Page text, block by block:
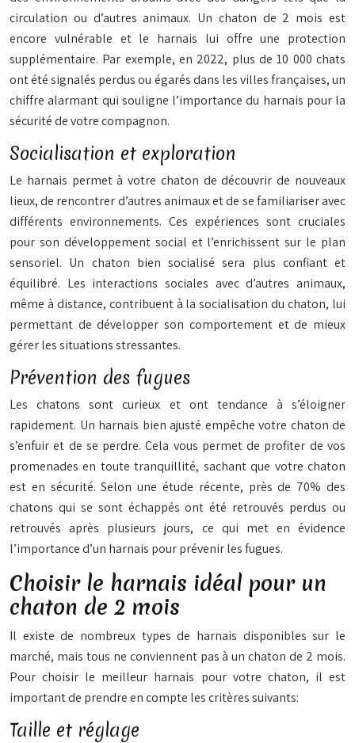
circulation ou d’autres animaux. Un chaton de 2 mois est
encore vulnérable et le harnais lui offre une protection
supplémentaire. Par exemple, en 2022, plus de 10 000 chats
ont été signalés perdus ou égarés dans les villes françaises, un
chiffre alarmant qui souligne l’importance du harnais pour la
sécurité de votre compagnon.
Socialisation et exploration
Le harnais permet à votre chaton de découvrir de nouveaux
lieux, de rencontrer d’autres animaux et de se familiariser avec
différents environnements. Ces expériences sont cruciales
pour son développement social et l’enrichissent sur le plan
sensoriel. Un chaton bien socialisé sera plus confiant et
équilibré. Les interactions sociales avec d’autres animaux,
même à distance, contribuent à la socialisation du chaton, lui
permettant de développer son comportement et de mieux
gérer les situations stressantes.
Prévention des fugues
Les chatons sont curieux et ont tendance à s’éloigner
rapidement. Un harnais bien ajusté empêche votre chaton de
s’enfuir et de se perdre. Cela vous permet de profiter de vos
promenades en toute tranquillité, sachant que votre chaton
est en sécurité. Selon une étude récente, près de 70% des
chatons qui se sont échappés ont été retrouvés perdus ou
retrouvés après plusieurs jours, ce qui met en évidence
l’importance d’un harnais pour prévenir les fugues.
Choisir le harnais idéal pour un
chaton de 2 mois
Il existe de nombreux types de harnais disponibles sur le
marché, mais tous ne conviennent pas à un chaton de 2 mois.
Pour choisir le meilleur harnais pour votre chaton, il est
important de prendre en compte les critères suivants:
Taille et réglage